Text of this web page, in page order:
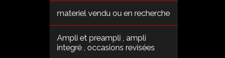
materiel vendu ou en recherche
Ampli et preampli , ampli
integré , occasions revisées